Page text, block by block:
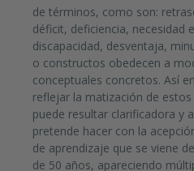
de términos, como son:
déficit, deficiencia, necesidad
discapacidad, desventaja,
o constructos obedecen a
conceptuales concretos. Así
reflejar la matización de
puede resultar clarificadora y
pretende hacer con la
de aprendizaje que se viene
de 50 años, apareciendo